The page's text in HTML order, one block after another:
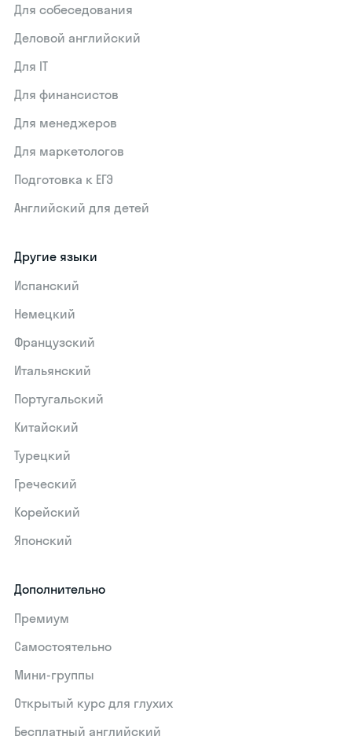
Для собеседования
Деловой английский
Для IT
Для финансистов
Для менеджеров
Для маркетологов
Подготовка к ЕГЭ
Английский для детей
Другие языки
Испанский
Немецкий
Французский
Итальянский
Португальский
Китайский
Турецкий
Греческий
Корейский
Японский
Дополнительно
Премиум
Самостоятельно
Мини-группы
Открытый курс для глухих
Бесплатный английский